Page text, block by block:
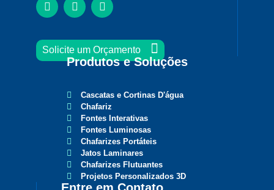
Solicite um Orçamento
Produtos eSoluções
Cascatas e Cortinas D'água
Chafariz
Fontes Interativas
Fontes Luminosas
Chafarizes Portáteis
Jatos Laminares
Chafarizes Flutuantes
Projetos Personalizados 3D